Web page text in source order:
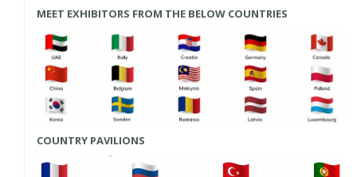
MEET EXHIBITORS FROM THE BELOW COUNTRIES
COUNTRY PAVILIONS